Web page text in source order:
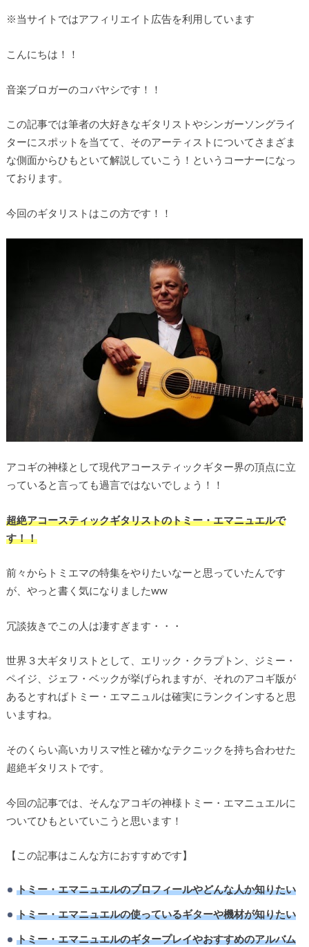
※当サイトではアフィリエイト広告を利用しています
こんにちは！！
音楽ブロガーのコバヤシです！！
この記事では筆者の大好きなギタリストやシンガーソングライ
ターにスポットを当てて、そのアーティストについてさまざま
な側面からひもといて解説していこう！というコーナーになっ
ております。
今回のギタリストはこの方です！！
アコギの神様として現代アコースティックギター界の頂点に立
っていると言っても過言ではないでしょう！！
超絶アコースティックギタリストのトミー・エマニュエルで
す！！
前々からトミエマの特集をやりたいなーと思っていたんです
が、やっと書く気になりましたww
冗談抜きでこの人は凄すぎます・・・
世界３大ギタリストとして、エリック・クラプトン、ジミー・
ペイジ、ジェフ・ベックが挙げられますが、それのアコギ版が
あるとすればトミー・エマニュルは確実にランクインすると思
いますね。
そのくらい高いカリスマ性と確かなテクニックを持ち合わせた
超絶ギタリストです。
今回の記事では、そんなアコギの神様トミー・エマニュエルに
ついてひもといていこうと思います！
【この記事はこんな方におすすめです】
トミー・エマニュエルのプロフィールやどんな人か知りたい
トミー・エマニュエルの使っているギターや機材が知りたい
トミー・エマニュエルのギタープレイやおすすめのアルバム